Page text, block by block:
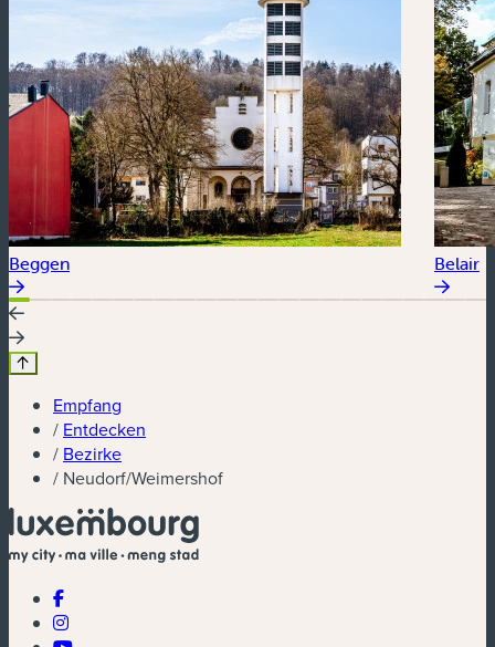
Beggen Belair
Empfang
/ Entdecken
/ Bezirke
/ Neudorf/Weimershof